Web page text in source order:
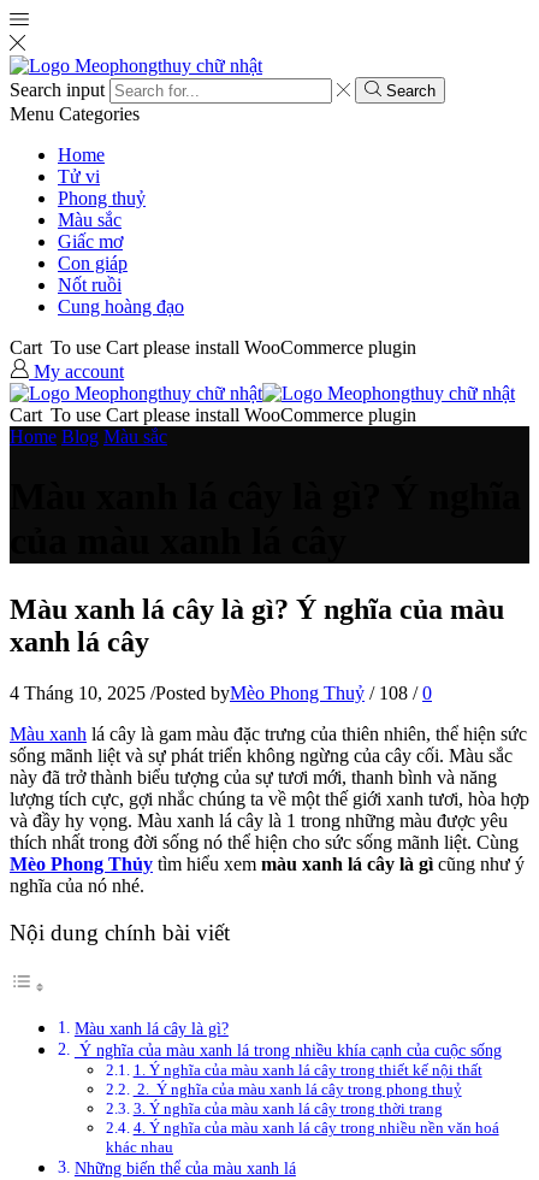
Search input Search
Menu Categories
Home
Tử vi
Phong thuỷ
Màu sắc
Giấc mơ
Con giáp
Nốt ruồi
Cung hoàng đạo
Cart To use Cart please install WooCommerce plugin
My account
Cart To use Cart please install WooCommerce plugin
Home Blog Màu sắc
Màu xanh lá cây là gì? Ý nghĩa của màu
xanh lá cây
4 Tháng 10, 2025 /Posted byMèo Phong Thuỷ / 108 / 0
Màu xanh lá cây là gam màu đặc trưng của thiên nhiên, thể hiện sức
sống mãnh liệt và sự phát triển không ngừng của cây cối. Màu sắc
này đã trở thành biểu tượng của sự tươi mới, thanh bình và năng
lượng tích cực, gợi nhắc chúng ta về một thế giới xanh tươi, hòa hợp
và đầy hy vọng. Màu xanh lá cây là 1 trong những màu được yêu
thích nhất trong đời sống nó thể hiện cho sức sống mãnh liệt. Cùng
Mèo Phong Thủy tìm hiểu xem màu xanh lá cây là gì cũng như ý
nghĩa của nó nhé.
Nội dung chính bài viết
Màu xanh lá cây là gì?
Ý nghĩa của màu xanh lá trong nhiều khía cạnh của cuộc sống
1. Ý nghĩa của màu xanh lá cây trong thiết kế nội thất
2. Ý nghĩa của màu xanh lá cây trong phong thuỷ
3. Ý nghĩa của màu xanh lá cây trong thời trang
4. Ý nghĩa của màu xanh lá cây trong nhiều nền văn hoá
khác nhau
Những biến thể của màu xanh lá